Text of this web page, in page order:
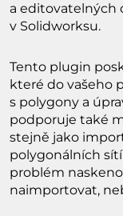
a editovatelných
v Solidworksu.
Tento plugin
které do vašeho
s polygony a
podporuje také
stejně jako
polygonálních
problém
naimportovat,